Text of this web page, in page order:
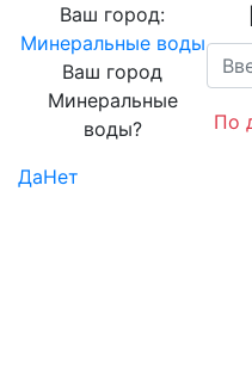
Ваш город:
Минеральные воды
Ваш город
Минеральные
воды?
ДаНет
По